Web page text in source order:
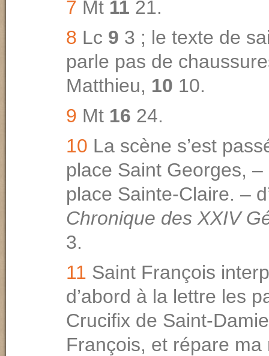
7 Mt 11 21.
8 Lc 9 3 ; le texte de
parle pas de
Mat­thieu, 10 10.
9 Mt 16 24.
10 La scène s’est
place Saint Georges, –
place Sainte-Claire. –
Chronique des XXIV
3.
11 Saint François
d’abord à la lettre les
Crucifix de Saint-
François, et répare ma